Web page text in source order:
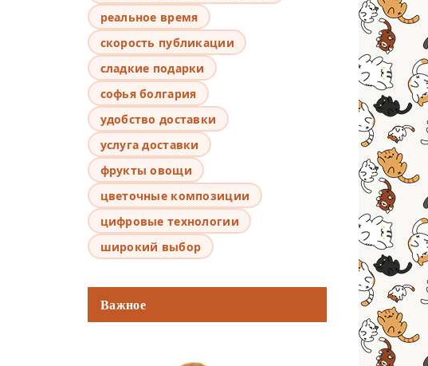
реальное время
скорость публикации
сладкие подарки
софья болгария
удобство доставки
услуга доставки
фрукты овощи
цветочные композиции
цифровые технологии
широкий выбор
Важное